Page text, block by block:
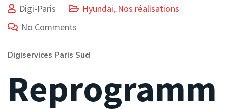
Digi-Paris Hyundai, Nos réalisations
No Comments
Digiservices Paris Sud
Reprogramm